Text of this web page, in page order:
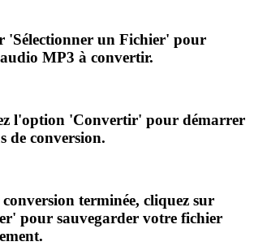
'Sélectionner un Fichier' pour
MP3 à convertir.
l'option 'Convertir' pour démarrer
de conversion.
terminée, cliquez sur
pour sauvegarder votre fichier